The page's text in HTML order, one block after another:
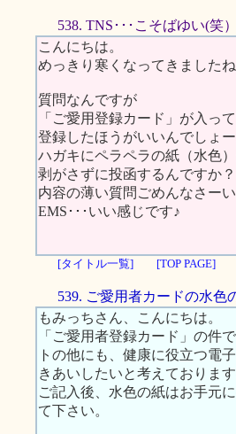
538. TNS･･･こそばゆい(笑）
こんにちは。
めっきり寒くなってきました
質問なんですが
「ご愛用登録カード」が入っ
登録したほうがいいんでしょー
ハガキにペラペラの紙（水色
剥がさずに投函するんですか？
内容の薄い質問ごめんなさーい
EMS･･･いい感じです♪
[タイトル一覧] [TOP PAGE]
539. ご愛用者カードの水色
もみっちさん、こんにちは。
「ご愛用者登録カード」の件
トの他にも、健康に役立つ電
きあいしたいと考えておりま
ご記入後、水色の紙はお手元
て下さい。